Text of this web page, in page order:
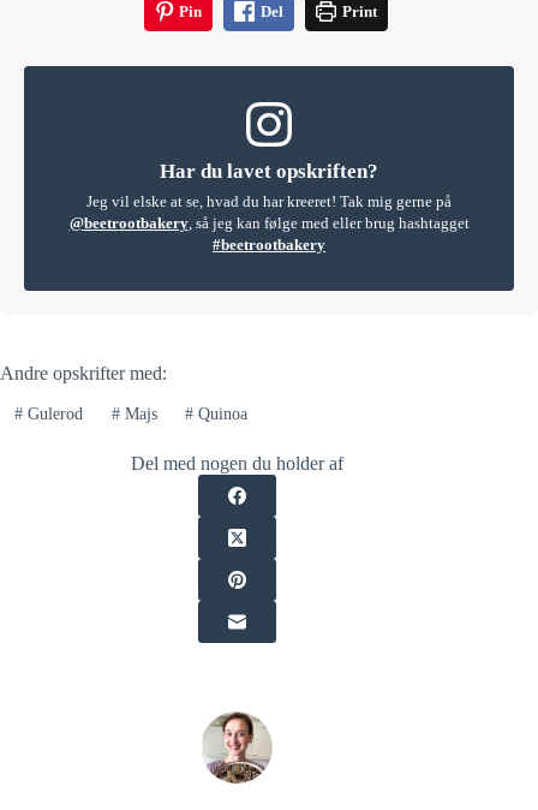
Pin Del Print
Har du lavet opskriften?
Jeg vil elske at se, hvad du har kreeret! Tak mig gerne på
@beetrootbakery, så jeg kan følge med eller brug hashtagget
#beetrootbakery
Andre opskrifter med:
#Gulerod #Majs # Quinoa
Del med nogen du holder af